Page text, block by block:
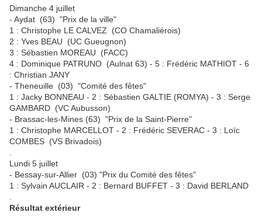
Dimanche 4 juillet
- Aydat (63) "Prix de la ville"
1 : Christophe LE CALVEZ (CO Chamaliérois)
2 : Yves BEAU (UC Gueugnon)
3 : Sébastien MOREAU (FACC)
4 : Dominique PATRUNO (Aulnat 63) - 5 : Frédéric MATHIOT - 6
: Christian JANY
- Theneuille (03) "Comité des fêtes"
1 : Jacky BONNEAU - 2 : Sébastien GALTIE (ROMYA) - 3 : Serge
GAMBARD (VC Aubusson)
- Brassac-les-Mines (63) "Prix de la Saint-Pierre"
1 : Christophe MARCELLOT - 2 : Frédéric SEVERAC - 3 : Loïc
COMBES (VS Brivadois)
Lundi 5 juillet
- Bessay-sur-Allier (03) "Prix du Comité des fêtes"
1 : Sylvain AUCLAIR - 2 : Bernard BUFFET - 3 : David BERLAND
Résultat extérieur